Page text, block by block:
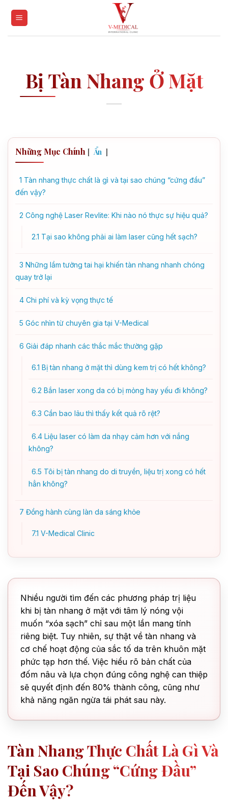
Bị Tàn Nhang Ở Mặt
Những Mục Chính [ Ẩn ]
1 Tàn nhang thực chất là gì và tại sao chúng “cứng đầu”
đến vậy?
2 Công nghệ Laser Revlite: Khi nào nó thực sự hiệu quả?
2.1 Tại sao không phải ai làm laser cũng hết sạch?
3 Những lầm tưởng tai hại khiến tàn nhang nhanh chóng
quay trở lại
4 Chi phí và kỳ vọng thực tế
5 Góc nhìn từ chuyên gia tại V-Medical
6 Giải đáp nhanh các thắc mắc thường gặp
6.1 Bị tàn nhang ở mặt thì dùng kem trị có hết không?
6.2 Bắn laser xong da có bị mỏng hay yếu đi không?
6.3 Cần bao lâu thì thấy kết quả rõ rệt?
6.4 Liệu laser có làm da nhạy cảm hơn với nắng
không?
6.5 Tôi bị tàn nhang do di truyền, liệu trị xong có hết
hẳn không?
7 Đồng hành cùng làn da sáng khỏe
7.1 V-Medical Clinic
Nhiều người tìm đến các phương pháp trị liệu
khi bị tàn nhang ở mặt với tâm lý nóng vội
muốn “xóa sạch” chỉ sau một lần mang tính
riêng biệt. Tuy nhiên, sự thật về tàn nhang và
cơ chế hoạt động của sắc tố da trên khuôn mặt
phức tạp hơn thế. Việc hiểu rõ bản chất của
đốm nâu và lựa chọn đúng công nghệ can thiệp
sẽ quyết định đến 80% thành công, cũng như
khả năng ngăn ngừa tái phát sau này.
Tàn Nhang Thực Chất Là Gì Và
Tại Sao Chúng “cứng Đầu”
Đến Vậy?